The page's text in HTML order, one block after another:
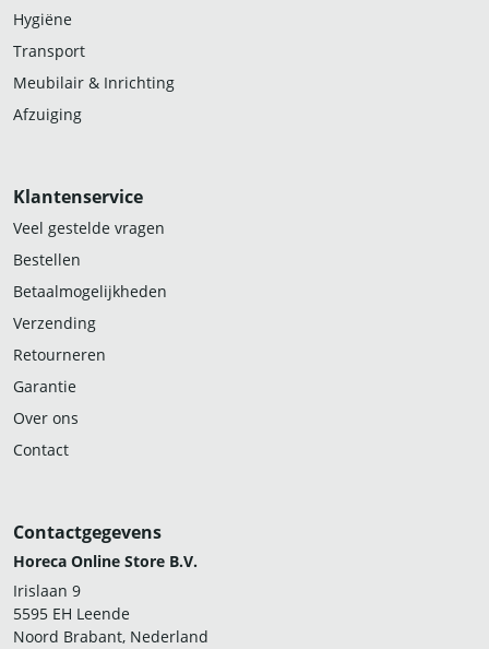
Hygiëne
Transport
Meubilair & Inrichting
Afzuiging
Klantenservice
Veel gestelde vragen
Bestellen
Betaalmogelijkheden
Verzending
Retourneren
Garantie
Over ons
Contact
Contactgegevens
Horeca Online Store B.V.
Irislaan 9
5595 EH Leende
Noord Brabant, Nederland